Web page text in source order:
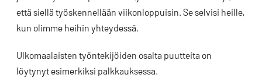
että siellä työskennellään viikonloppuisin. Se selvisi heille,
kun olimme heihin yhteydessä.
Ulkomaalaisten työntekijöiden osalta puutteita on
löytynyt esimerkiksi palkkauksessa.